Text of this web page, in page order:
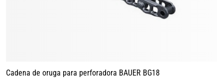
Cadena de oruga para perforadora BAUER BG18